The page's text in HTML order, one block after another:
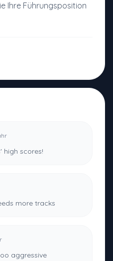
Ihre Führungsposition
high scores!
more tracks
aggressive